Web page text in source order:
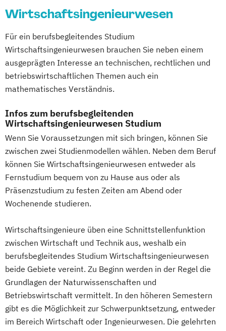
Wirtschaftsingenieurwesen
Für ein berufsbegleitendes Studium
Wirtschaftsingenieurwesen brauchen Sie neben einem
ausgeprägten Interesse an technischen, rechtlichen und
betriebswirtschaftlichen Themen auch ein
mathematisches Verständnis.
Infos zum berufsbegleitenden
Wirtschaftsingenieurwesen Studium
Wenn Sie Voraussetzungen mit sich bringen, können Sie
zwischen zwei Studienmodellen wählen. Neben dem Beruf
können Sie Wirtschaftsingenieurwesen entweder als
Fernstudium bequem von zu Hause aus oder als
Präsenzstudium zu festen Zeiten am Abend oder
Wochenende studieren.
Wirtschaftsingenieure üben eine Schnittstellenfunktion
zwischen Wirtschaft und Technik aus, weshalb ein
berufsbegleitendes Studium Wirtschaftsingenieurwesen
beide Gebiete vereint. Zu Beginn werden in der Regel die
Grundlagen der Naturwissenschaften und
Betriebswirtschaft vermittelt. In den höheren Semestern
gibt es die Möglichkeit zur Schwerpunktsetzung, entweder
im Bereich Wirtschaft oder Ingenieurwesen. Die gelehrten